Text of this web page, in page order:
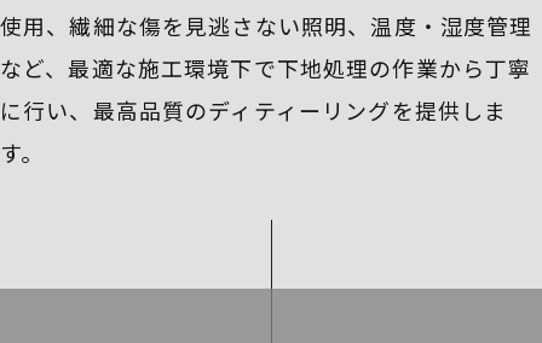
使用、繊細な傷を見逃さない照明、温度・湿度管理
など、最適な施工環境下で下地処理の作業から丁寧
に行い、 最高品質のディティーリングを提供しま
す。